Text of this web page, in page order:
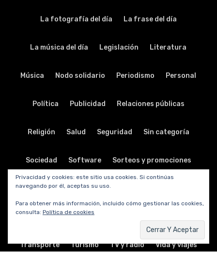
La fotografía del día La frase del día
La música del día Legislación Literatura
Música Nodo solidario Periodismo Personal
Política Publicidad Relaciones públicas
Religión Salud Seguridad Sin categoría
Sociedad Software Sorteos y promociones
Tabletas Teatro
Telecomunicaciones
Transporte Turismo TV y radio Vida y viajes
Privacidad y cookies: este sitio usa cookies. Si continúas
navegando por él, aceptas su uso.
Para obtener más información, incluido cómo gestionar las cookies,
consulta: Política de cookies